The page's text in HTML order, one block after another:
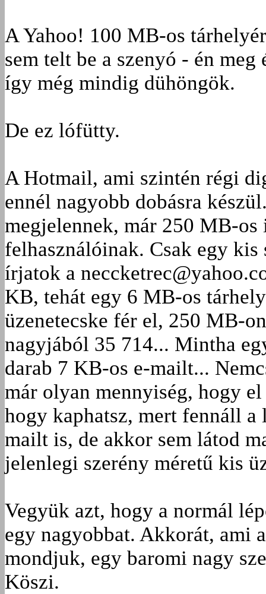
A Yahoo! 100 MB-os
sem telt be a szenyó - én
így még mindig dühöngök.
De ez lófütty.
A Hotmail, ami szintén régi
ennél nagyobb dobásra
megjelennek, már 250 MB-
felhasználóinak. Csak egy
írjatok a
KB, tehát egy 6 MB-os
üzenetecske fér el, 250 MB-
nagyjából 35 714... Mintha
darab 7 KB-os e-mailt...
már olyan mennyiség, hogy
hogy kaphatsz, mert fennáll a
mailt is, de akkor sem látod
jelenlegi szerény méretű kis
Vegyük azt, hogy a normál
egy nagyobbat. Akkorát, ami
mondjuk, egy baromi nagy
Köszi.